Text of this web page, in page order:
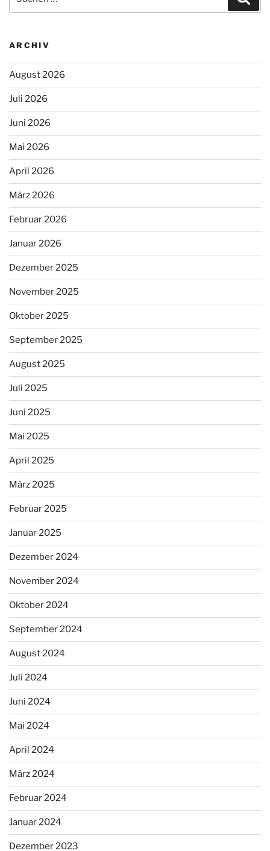
nach:
ARCHIV
August 2026
Juli 2026
Juni 2026
Mai 2026
April 2026
März 2026
Februar 2026
Januar 2026
Dezember 2025
November 2025
Oktober 2025
September 2025
August 2025
Juli 2025
Juni 2025
Mai 2025
April 2025
März 2025
Februar 2025
Januar 2025
Dezember 2024
November 2024
Oktober 2024
September 2024
August 2024
Juli 2024
Juni 2024
Mai 2024
April 2024
März 2024
Februar 2024
Januar 2024
Dezember 2023